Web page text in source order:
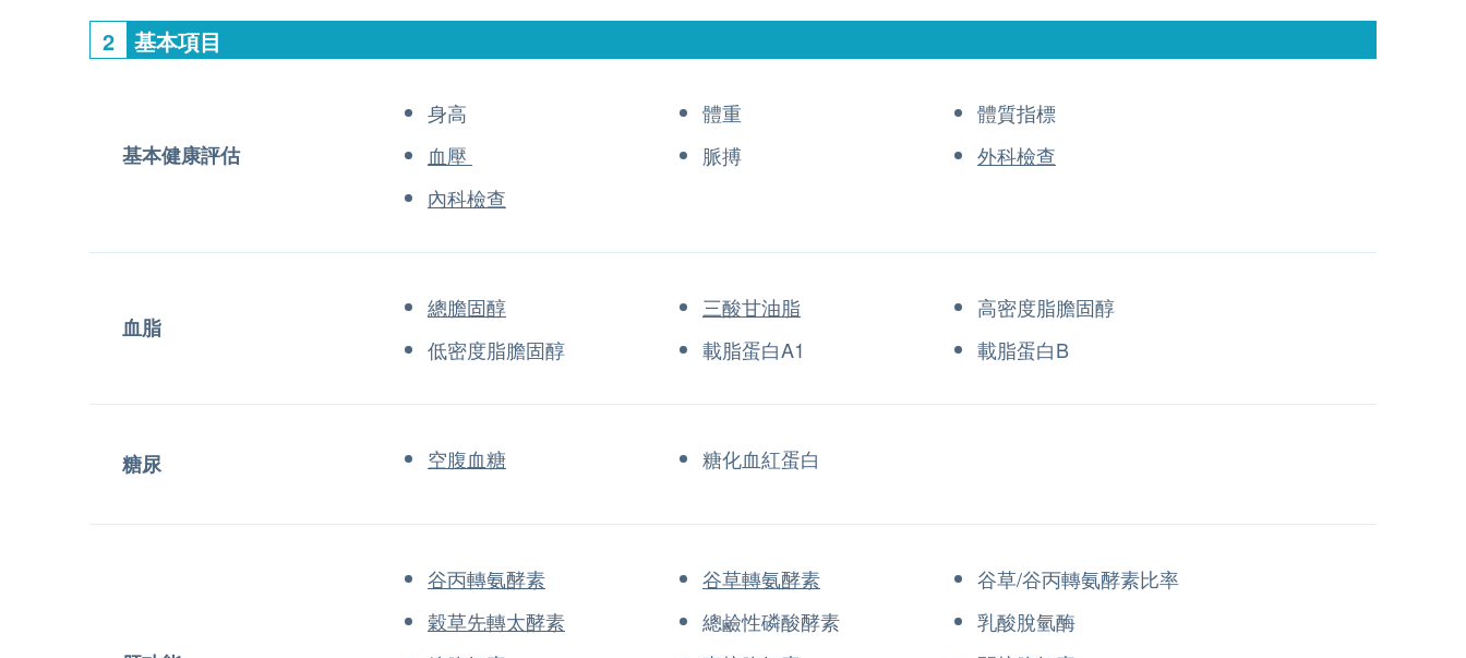
2 基本項目
基本健康評估
身高 體重
體質指標
血壓
脈搏
外科檢查
內科檢查
血脂
總膽固醇 三酸甘油脂
高密度脂膽固醇
低密度脂膽固醇
載脂蛋白A1 載脂蛋白B
糖尿 空腹血糖 糖化血紅蛋白
谷丙轉氨酵素 谷草轉氨酵素
谷草/谷丙轉氨酵素比率
穀草先轉太酵素
總鹼性磷酸酵素
乳酸脫氫酶